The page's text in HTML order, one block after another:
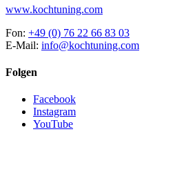
www.kochtuning.com
Fon: +49 (0) 76 22 66 83 03
E-Mail: info@kochtuning.com
Folgen
Facebook
Instagram
YouTube